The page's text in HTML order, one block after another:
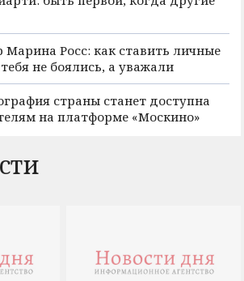
Росс: как ставить личные
не боялись, а уважали
страны станет доступна
на платформе «Москино»